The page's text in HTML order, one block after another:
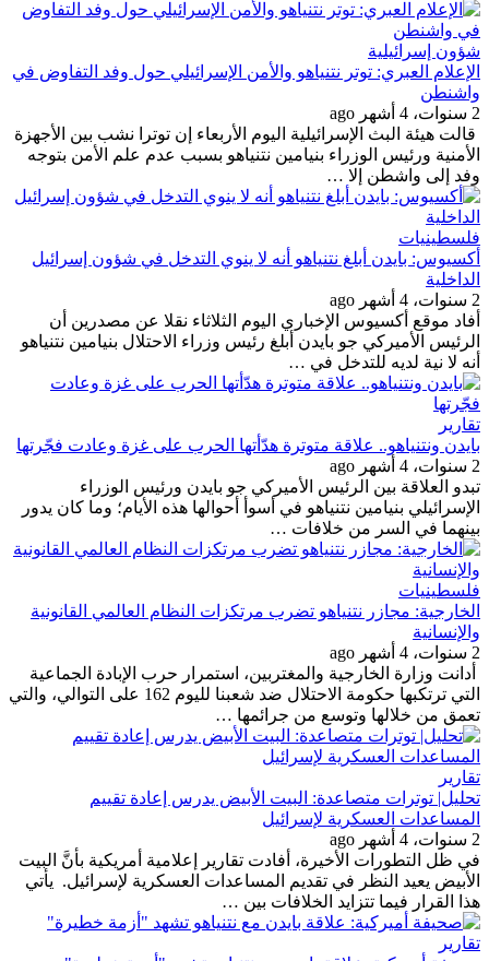
شؤون إسرائيلية
الإعلام العبري: توتر نتنياهو والأمن الإسرائيلي حول وفد التفاوض في
واشنطن
2 سنوات، 4 أشهر ago
قالت هيئة البث الإسرائيلية اليوم الأربعاء إن توترا نشب بين الأجهزة
الأمنية ورئيس الوزراء بنيامين نتنياهو بسبب عدم علم الأمن بتوجه
وفد إلى واشطن إلا …
فلسطينيات
أكسيوس: بايدن أبلغ نتنياهو أنه لا ينوي التدخل في شؤون إسرائيل
الداخلية
2 سنوات، 4 أشهر ago
أفاد موقع أكسيوس الإخباري اليوم الثلاثاء نقلا عن مصدرين أن
الرئيس الأميركي جو بايدن أبلغ رئيس وزراء الاحتلال بنيامين نتنياهو
أنه لا نية لديه للتدخل في …
تقارير
بايدن ونتنياهو.. علاقة متوترة هدّأتها الحرب على غزة وعادت فجّرتها
2 سنوات، 4 أشهر ago
تبدو العلاقة بين الرئيس الأميركي جو بايدن ورئيس الوزراء
الإسرائيلي بنيامين نتنياهو في أسوأ أحوالها هذه الأيام؛ وما كان يدور
بينهما في السر من خلافات …
فلسطينيات
الخارجية: مجازر نتنياهو تضرب مرتكزات النظام العالمي القانونية
والإنسانية
2 سنوات، 4 أشهر ago
أدانت وزارة الخارجية والمغتربين، استمرار حرب الإبادة الجماعية
التي ترتكبها حكومة الاحتلال ضد شعبنا لليوم 162 على التوالي، والتي
تعمق من خلالها وتوسع من جرائمها …
تقارير
تحليل| توترات متصاعدة: البيت الأبيض يدرس إعادة تقييم
المساعدات العسكرية لإسرائيل
2 سنوات، 4 أشهر ago
في ظل التطورات الأخيرة، أفادت تقارير إعلامية أمريكية بأنَّ البيت
الأبيض يعيد النظر في تقديم المساعدات العسكرية لإسرائيل. يأتي
هذا القرار فيما تتزايد الخلافات بين …
تقارير